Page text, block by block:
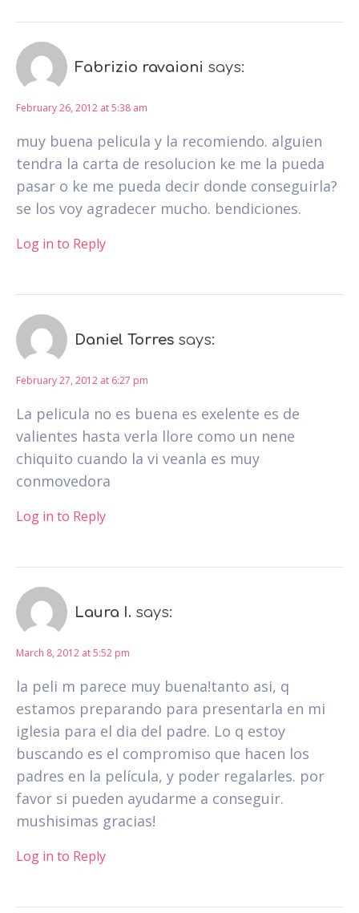
Fabrizio ravaioni says:
February 26, 2012 at 5:38 am
muy buena pelicula y la recomiendo. alguien
tendra la carta de resolucion ke me la pueda
pasar o ke me pueda decir donde conseguirla?
se los voy agradecer mucho. bendiciones.
Log in to Reply
Daniel Torres says:
February 27, 2012 at 6:27 pm
La pelicula no es buena es exelente es de
valientes hasta verla llore como un nene
chiquito cuando la vi veanla es muy
conmovedora
Log in to Reply
Laura I. says:
March 8, 2012 at 5:52 pm
la peli m parece muy buena!tanto asi, q
estamos preparando para presentarla en mi
iglesia para el dia del padre. Lo q estoy
buscando es el compromiso que hacen los
padres en la película, y poder regalarles. por
favor si pueden ayudarme a conseguir.
mushisimas gracias!
Log in to Reply